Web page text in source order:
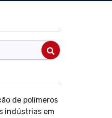
de polímeros
indústrias em